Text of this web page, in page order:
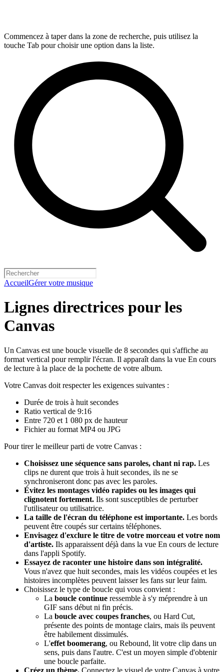
Commencez à taper dans la zone de recherche, puis utilisez la
touche Tab pour choisir une option dans la liste.
AccueilGérer votre musique
Lignes directrices pour les
Canvas
Un Canvas est une boucle visuelle de 8 secondes qui s'affiche au
format vertical pour remplir l'écran. Il apparaît dans la vue En cours
de lecture à la place de la pochette de votre album.
Votre Canvas doit respecter les exigences suivantes :
Durée de trois à huit secondes
Ratio vertical de 9:16
Entre 720 et 1 080 px de hauteur
Fichier au format MP4 ou JPG
Pour tirer le meilleur parti de votre Canvas :
Choisissez une séquence sans paroles, chant ni rap. Les
clips ne durent que trois à huit secondes, ils ne se
synchroniseront donc pas avec les paroles.
Évitez les montages vidéo rapides ou les images qui
clignotent fortement. Ils sont susceptibles de perturber
l'utilisateur ou utilisatrice.
La taille de l'écran du téléphone est importante. Les bords
peuvent être coupés sur certains téléphones.
Envisagez d'exclure le titre de votre morceau et votre nom
d'artiste. Ils apparaissent déjà dans la vue En cours de lecture
dans l'appli Spotify.
Essayez de raconter une histoire dans son intégralité.
Vous n'avez que huit secondes, mais les vidéos coupées et les
histoires incomplètes peuvent laisser les fans sur leur faim.
Choisissez le type de boucle qui vous convient :
La boucle continue ressemble à s'y méprendre à un
GIF sans début ni fin précis.
La boucle avec coupes franches, ou Hard Cut,
présente des points de montage clairs, mais ils peuvent
être habilement dissimulés.
L'effet boomerang, ou Rebound, lit votre clip dans un
sens, puis dans l'autre. C'est un moyen simple d'obtenir
une boucle parfaite.
Créez un thème. Connectez le visuel de votre Canvas à votre